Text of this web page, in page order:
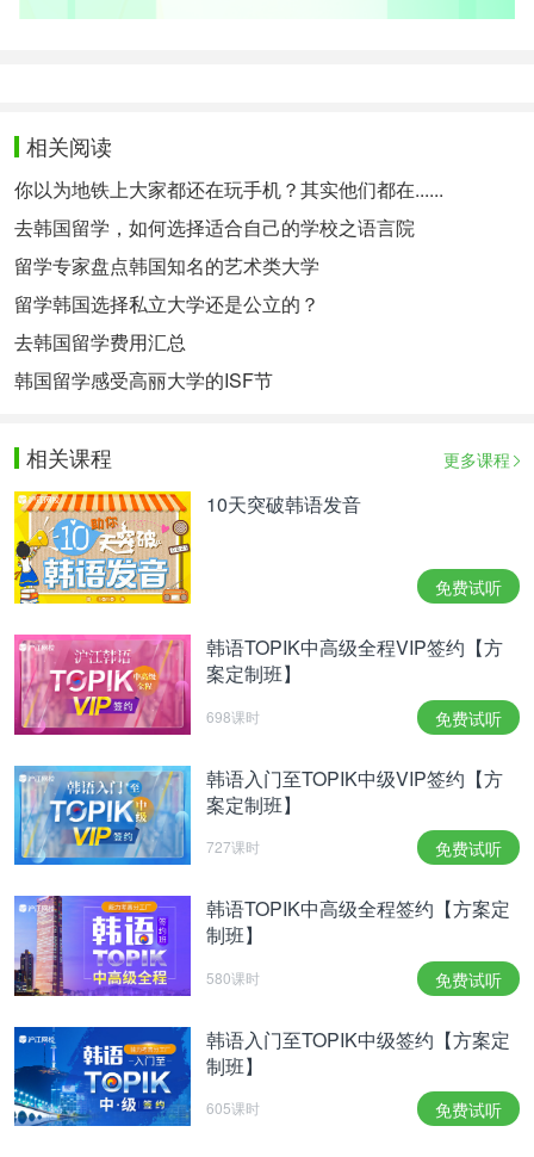
相关阅读
你以为地铁上大家都还在玩手机？其实他们都在......
去韩国留学，如何选择适合自己的学校之语言院
留学专家盘点韩国知名的艺术类大学
留学韩国选择私立大学还是公立的？
去韩国留学费用汇总
韩国留学感受高丽大学的ISF节
相关课程 更多课程
10天突破韩语发音
免费试听
韩语TOPIK中高级全程VIP签约【方
案定制班】
698课时 免费试听
韩语入门至TOPIK中级VIP签约【方
案定制班】
727课时 免费试听
韩语TOPIK中高级全程签约【方案定
制班】
580课时 免费试听
韩语入门至TOPIK中级签约【方案定
制班】
605课时 免费试听